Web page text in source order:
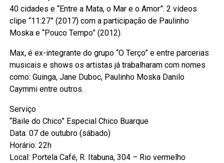
40 cidades e “Entre a Mata, o Mar e o Amor”. 2 vídeos
clipe “11:27” (2017) com a participação de Paulinho
Moska e “Pouco Tempo” (2012).
Max, é ex-integrante do grupo “O Terço” e entre parcerias
musicais e shows os artistas já trabalharam com nomes
como: Guinga, Jane Duboc, Paulinho Moska Danilo
Caymmi entre outros.
Serviço
“Baile do Chico” Especial Chico Buarque
Data: 07 de outubro (sábado)
Horário: 22h
Local: Portela Café, R. Itabuna, 304 – Rio vermelho